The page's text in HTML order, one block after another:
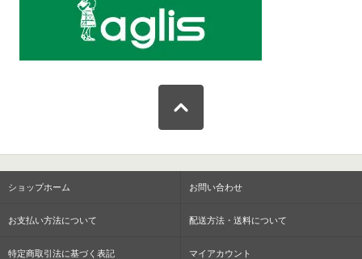
ショップホーム お問い合わせ
お支払い方法について 配送方法・送料について
特定商取引法に基づく表記 マイアカウント